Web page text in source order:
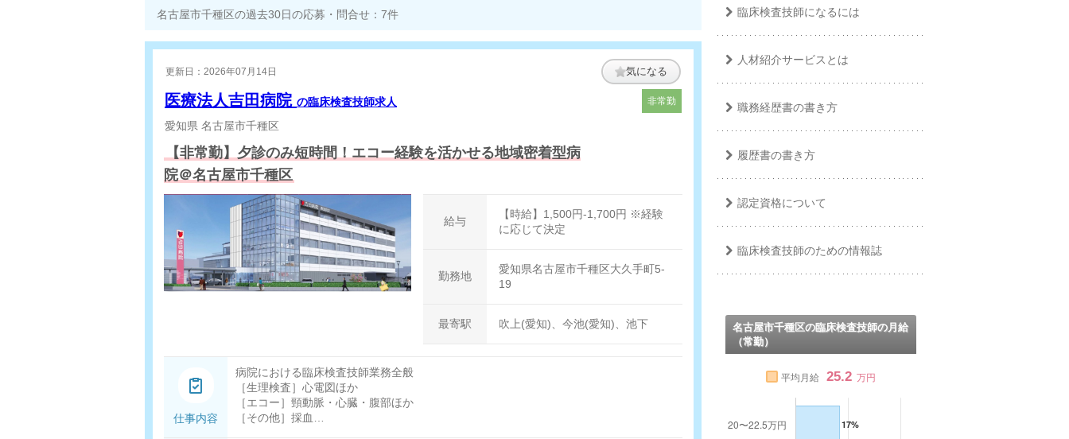
名古屋市千種区の過去30日の応募・問合せ： 7件
更新日：2026年07月14日 気になる
医療法人吉田病院 の臨床検査技師求人 非常勤
愛知県 名古屋市千種区
【非常勤】夕診のみ短時間！エコー経験を活かせる地域密着型病
院＠名古屋市千種区
給与
【時給】1,500円-1,700円 ※経験
に応じて決定
勤務地
愛知県名古屋市千種区大久手町5-
19
最寄駅 吹上(愛知)、今池(愛知)、池下
仕事内容
病院における臨床検査技師業務全般
［生理検査］心電図ほか
［エコー］頸動脈・心臓・腹部ほか
［その他］採血
臨床検査技師になるには
人材紹介サービスとは
職務経歴書の書き方
履歴書の書き方
認定資格について
臨床検査技師のための情報誌
名古屋市千種区の臨床検査技師の月給
（常勤）
平均月給 25.2 万円